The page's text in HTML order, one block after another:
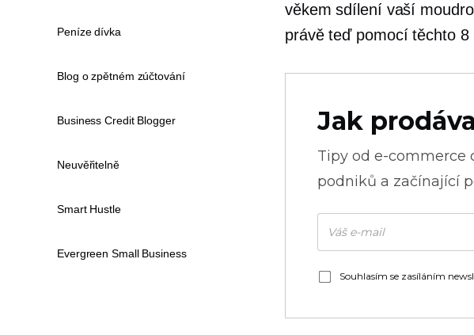
věkem sdílení vaší
právě teď pomocí těchto 8
Jak
Tipy od e-commerce
podniků a začínající
Souhlasím se zasíláním
Peníze dívka
Blog o zpětném zúčtování
Business Credit Blogger
Neuvěřitelně
Smart Hustle
Evergreen Small Business